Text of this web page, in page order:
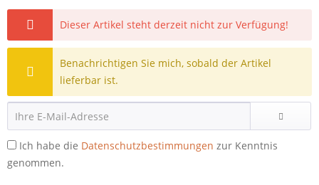
Dieser Artikel steht derzeit nicht zur Verfügung!
Benachrichtigen Sie mich, sobald der Artikel
lieferbar ist.
Ich habe die Datenschutzbestimmungen zur Kenntnis
genommen.